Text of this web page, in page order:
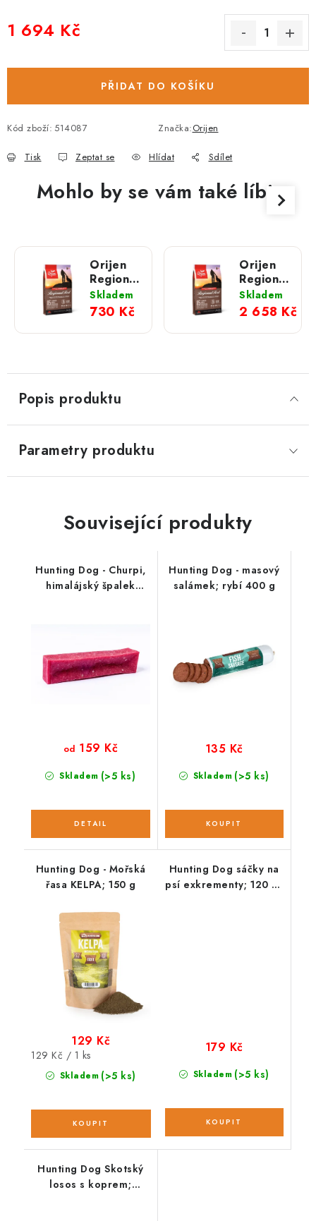
1 694 Kč
PŘIDAT DO KOŠÍKU
Kód zboží: 514087 Značka:Orijen
Tisk Zeptat se Hlídat Sdílet
Mohlo by se vám také líbit
Orijen
Regional
Red; 2
kg
Skladem
730 Kč
Orijen
Regional
Red;
11,4 kg
Skladem
2 658 Kč
Popis produktu
Parametry produktu
Související produkty
Hunting Dog - Churpi,
himalájský špalek
Skladem (>5 ks)
od 159 Kč
Hunting Dog - masový
salámek; rybí 400 g
Skladem (>5 ks)
135 Kč
Hunting Dog - Mořská
řasa KELPA; 150 g
Skladem (>5 ks)
129 Kč
Měrná
cena:
129 Kč / 1 ks
Hunting Dog sáčky na
psí exkrementy; 120 ks
Skladem (>5 ks)
179 Kč
Hunting Dog Skotský
losos s koprem;